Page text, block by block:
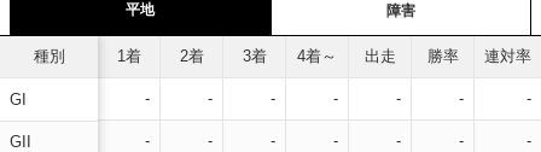
平地 障害
種別
GI
GII
1着 2着 3着 4着～ 出走 勝率 連対率
- - - - - - -
- - - - - - -